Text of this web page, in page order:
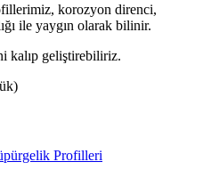
korozyon direnci,
ile yaygın olarak bilinir.
kalıp geliştirebiliriz.